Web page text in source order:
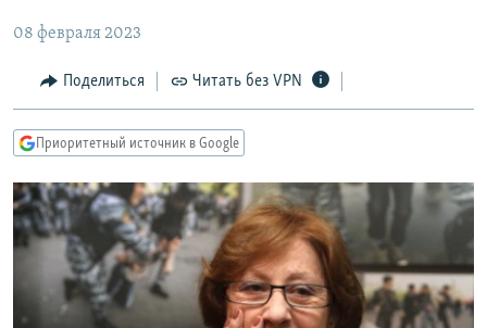
основному
Вернутся
главной
навигации
Вернутся
поиску
ЦИТАТЫ СВОБОДЫ
МНЕНИЯ
IDEL.РЕАЛИИ
КАВКАЗ.РЕАЛИИ
СЕВЕР.РЕАЛИИ
СИБИРЬ.РЕАЛИИ
РАСПИСАНИЕ ВЕЩАНИЯ
08 февраля 2023
Поделиться Читать без VPN
Приоритетный источник в Google